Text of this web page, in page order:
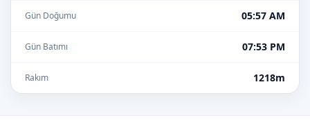
Gün Doğumu 05:57 AM
Gün Batımı 07:53 PM
Rakım 1218m